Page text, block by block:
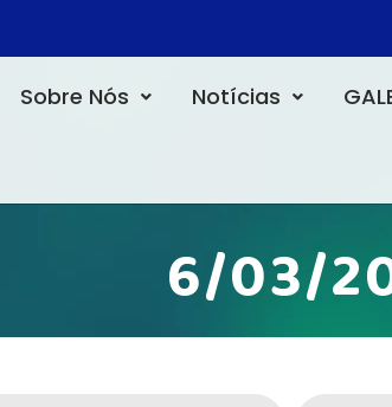
Sobre Nós Notícias
6/03/